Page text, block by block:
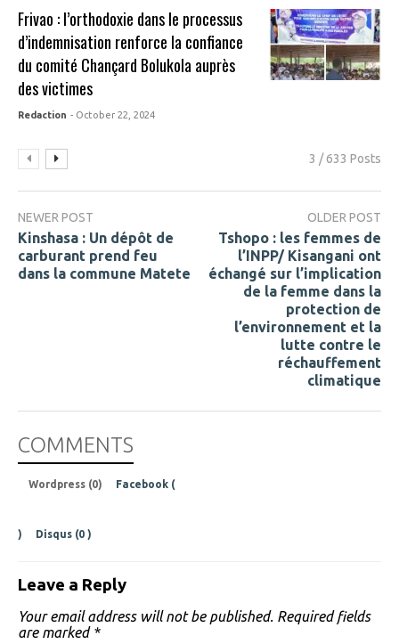
Frivao : l’orthodoxie dans le processus
d’indemnisation renforce la confiance
du comité Chançard Bolukola auprès
des victimes
Redaction - October 22, 2024
3 / 633 Posts
NEWER POST
Kinshasa : Un dépôt de
carburant prend feu
dans la commune Matete
OLDER POST
Tshopo : les femmes de
l’INPP/ Kisangani ont
échangé sur l’implication
de la femme dans la
protection de
l’environnement et la
lutte contre le
réchauffement
climatique
COMMENTS
Wordpress (0) Facebook (
) Disqus (0 )
Leave a Reply
Your email address will not be published. Required fields
are marked *